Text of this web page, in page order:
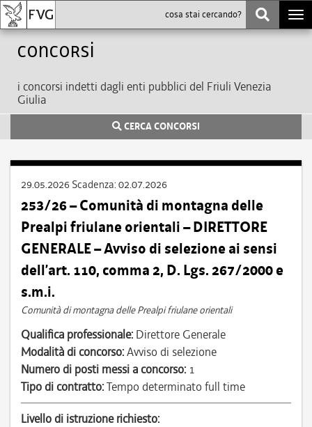
Concorsi
i concorsi indetti dagli enti pubblici del Friuli Venezia
Giulia
CERCA CONCORSI
29.05.2026 Scadenza: 02.07.2026
253/26 – Comunità di montagna delle
Prealpi friulane orientali – DIRETTORE
GENERALE – Avviso di selezione ai sensi
dell’art. 110, comma 2, D. Lgs. 267/2000 e
s.m.i.
Comunità di montagna delle Prealpi friulane orientali
Qualifica professionale: Direttore Generale
Modalità di concorso:Avviso di selezione
Numero di posti messi a concorso: 1
Tipo di contratto:Tempo determinato full time
Livello di istruzione richiesto: